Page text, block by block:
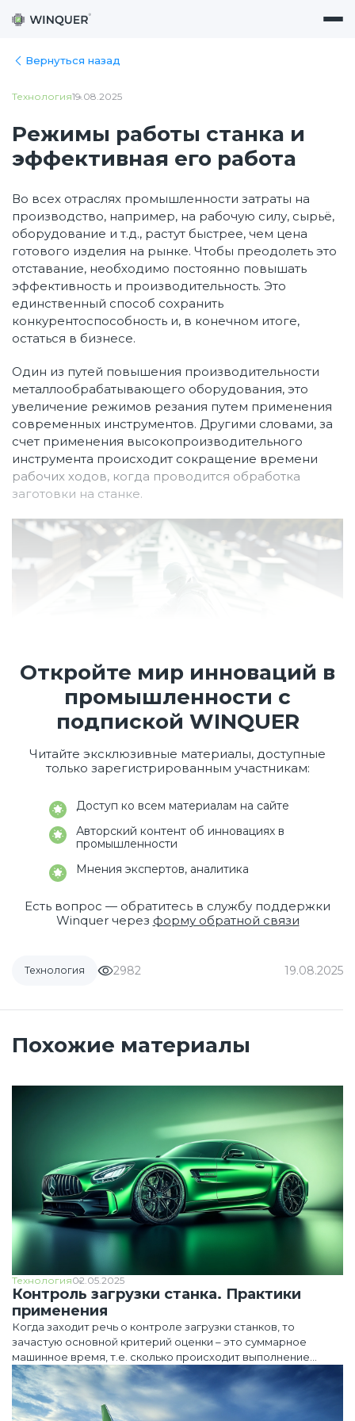
Вернуться назад
Технология19.08.2025
Режимы работы станка и
эффективная его работа
Во всех отраслях промышленности затраты на
производство, например, на рабочую силу, сырьё,
оборудование и т.д., растут быстрее, чем цена
готового изделия на рынке. Чтобы преодолеть это
отставание, необходимо постоянно повышать
эффективность и производительность. Это
единственный способ сохранить
конкурентоспособность и, в конечном итоге,
остаться в бизнесе.
Один из путей повышения производительности
металлообрабатывающего оборудования, это
увеличение режимов резания путем применения
современных инструментов. Другими словами, за
счет применения высокопроизводительного
инструмента происходит сокращение времени
рабочих ходов, когда проводится обработка
заготовки на станке.
Откройте мир инноваций в
промышленности с
подпиской WINQUER
Читайте эксклюзивные материалы, доступные
только зарегистрированным участникам:
Доступ ко всем материалам на сайте
Авторский контент об инновациях в
промышленности
Мнения экспертов, аналитика
Есть вопрос — обратитесь в службу поддержки
Winquer через форму обратной связи
Технология 2982 19.08.2025
Похожие материалы
Технология02.05.2025
Контроль загрузки станка. Практики
применения
Когда заходит речь о контроле загрузки станков, то
зачастую основной критерий оценки – это суммарное
машинное время, т.е. сколько происходит выполнение
работы в цикле.